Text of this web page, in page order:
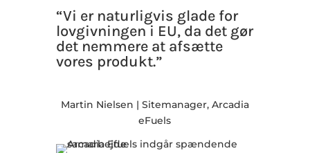
“Vi er naturligvis glade for
lovgivningen i EU, da det gør
det nemmere at afsætte
vores produkt.”
Martin Nielsen | Sitemanager, Arcadia
eFuels